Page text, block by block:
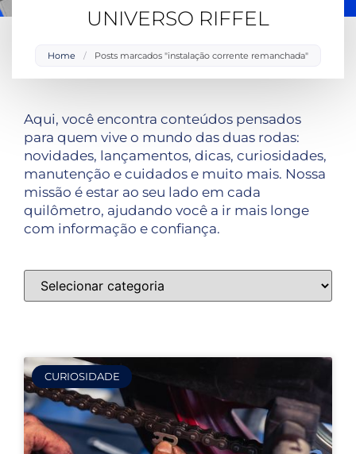
UNIVERSO RIFFEL
Home / Posts marcados "instalação corrente remanchada"
Aqui, você encontra conteúdos pensados
para quem vive o mundo das duas rodas:
novidades, lançamentos, dicas, curiosidades,
manutenção e cuidados e muito mais. Nossa
missão é estar ao seu lado em cada
quilômetro, ajudando você a ir mais longe
com informação e confiança.
CURIOSIDADE